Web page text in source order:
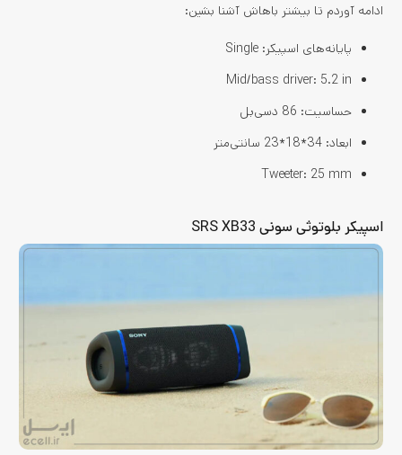
ادامه آوردم تا بیشتر باهاش آشنا بشین:
پایانه‌های اسپیکر: Single
Mid/bass driver: 5.2 in
حساسیت: 86 دسی‌بل
ابعاد: 34*18*23 سانتی‌متر
Tweeter: 25 mm
اسپیکر بلوتوثی سونی SRS XB33